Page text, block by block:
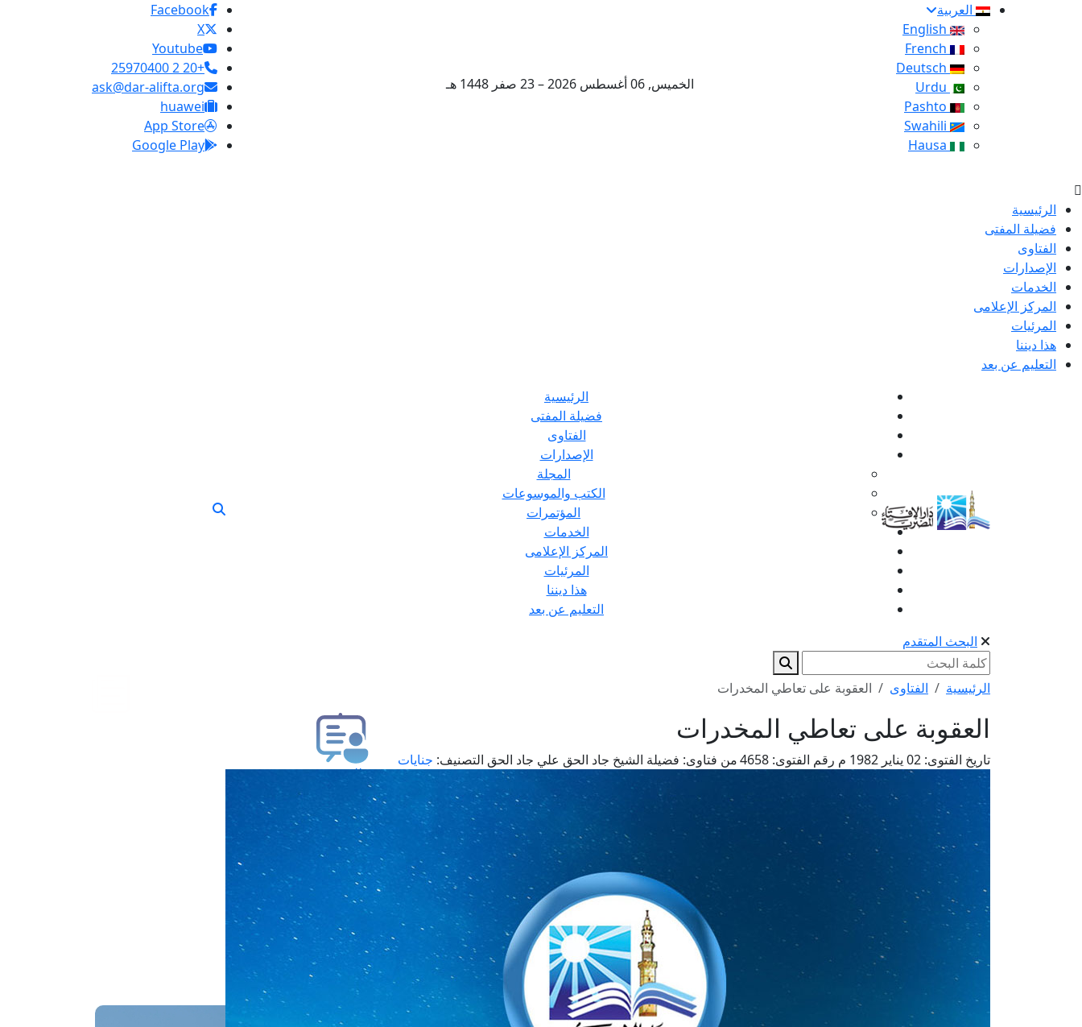
العربية
الخميس, 06 أغسطس 2026 – 23 صفر 1448 هـ
Facebook
X
Youtube
+20 2 25970400
ask@dar-alifta.org
huawei
App Store
Google Play
الرئيسية
فضيلة المفتى
الفتاوى
الإصدارات
الخدمات
المركز الإعلامى
المرئيات
هذا ديننا
التعليم عن بعد
الرئيسية
فضيلة المفتى
الفتاوى
الإصدارات
المجلة
الكتب والموسوعات
المؤتمرات
الخدمات
المركز الإعلامى
المرئيات
هذا ديننا
التعليم عن بعد
البحث المتقدم
الرئيسية الفتاوى العقوبة على تعاطي المخدرات
العقوبة على تعاطي المخدرات
تاريخ الفتوى: رقم الفتوى: من فتاوى: فضيلة الشيخ جاد الحق علي جاد الحق التصنيف: جنايات
طلب فتوى
استعلام عن فتوى
حجز موعد
الفتوى الهاتفية